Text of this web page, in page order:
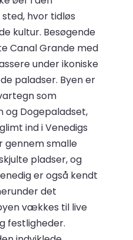
hvor tidløs
kultur. Besøgende
Canal Grande med
under ikoniske
paladser. Byen er
som
og Dogepaladset,
ind i Venedigs
gennem smalle
pladser, og
er også kendt
det
vækkes til live
festligheder.